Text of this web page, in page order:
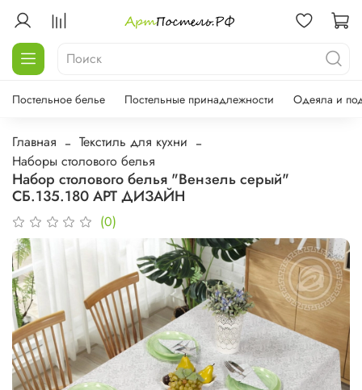
Постельное белье Постельные принадлежности Одеяла и
Главная
Текстиль для кухни
Наборы столового белья
Набор столового белья "Вензель серый"
СБ.135.180 АРТ ДИЗАЙН
(0)